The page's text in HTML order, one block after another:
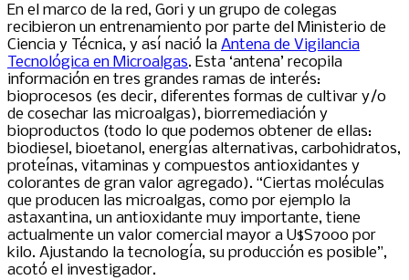
En el marco de la red, Gori y un grupo de colegas
recibieron un entrenamiento por parte del Ministerio de
Ciencia y Técnica, y así nació la Antena de Vigilancia
Tecnológica en Microalgas. Esta ‘antena’ recopila
información en tres grandes ramas de interés:
bioprocesos (es decir, diferentes formas de cultivar y/o
de cosechar las microalgas), biorremediación y
bioproductos (todo lo que podemos obtener de ellas:
biodiesel, bioetanol, energías alternativas, carbohidratos,
proteínas, vitaminas y compuestos antioxidantes y
colorantes de gran valor agregado). “Ciertas moléculas
que producen las microalgas, como por ejemplo la
astaxantina, un antioxidante muy importante, tiene
actualmente un valor comercial mayor a U$S7000 por
kilo. Ajustando la tecnología, su producción es posible”,
acotó el investigador.